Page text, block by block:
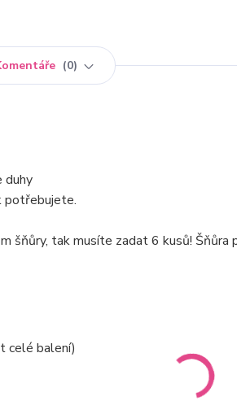
0
duhy
potřebujete.
šňůry, tak musíte zadat 6 kusů! Šňůra
celé balení)